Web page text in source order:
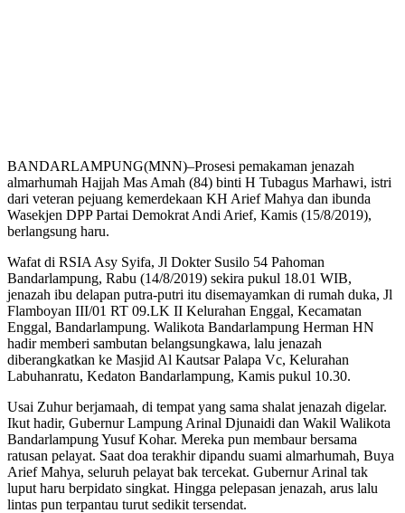
BANDARLAMPUNG(MNN)–Prosesi pemakaman jenazah
almarhumah Hajjah Mas Amah (84) binti H Tubagus Marhawi, istri
dari veteran pejuang kemerdekaan KH Arief Mahya dan ibunda
Wasekjen DPP Partai Demokrat Andi Arief, Kamis (15/8/2019),
berlangsung haru.
Wafat di RSIA Asy Syifa, Jl Dokter Susilo 54 Pahoman
Bandarlampung, Rabu (14/8/2019) sekira pukul 18.01 WIB,
jenazah ibu delapan putra-putri itu disemayamkan di rumah duka, Jl
Flamboyan III/01 RT 09.LK II Kelurahan Enggal, Kecamatan
Enggal, Bandarlampung. Walikota Bandarlampung Herman HN
hadir memberi sambutan belangsungkawa, lalu jenazah
diberangkatkan ke Masjid Al Kautsar Palapa Vc, Kelurahan
Labuhanratu, Kedaton Bandarlampung, Kamis pukul 10.30.
Usai Zuhur berjamaah, di tempat yang sama shalat jenazah digelar.
Ikut hadir, Gubernur Lampung Arinal Djunaidi dan Wakil Walikota
Bandarlampung Yusuf Kohar. Mereka pun membaur bersama
ratusan pelayat. Saat doa terakhir dipandu suami almarhumah, Buya
Arief Mahya, seluruh pelayat bak tercekat. Gubernur Arinal tak
luput haru berpidato singkat. Hingga pelepasan jenazah, arus lalu
lintas pun terpantau turut sedikit tersendat.